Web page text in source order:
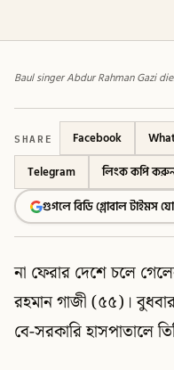
Baul singer Abdur Rahman Gazi
SHARE Facebook
Telegram
লিংক কপি
গুগলে বিডি গ্লোবাল টাইমস
না ফেরার দেশে চলে
রহমান গাজী (৫৫)।
বে-সরকারি হাসপাতালে